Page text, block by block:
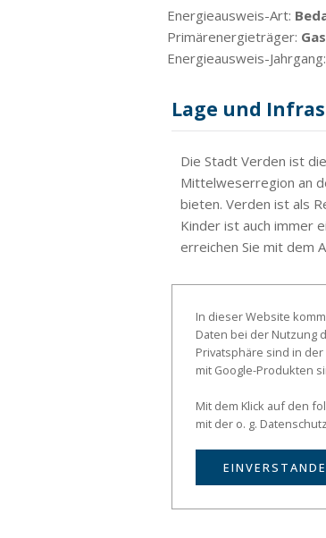
Energieausweis-Art:
Primärenergieträger: Gas
Energieausweis-Jahrgang:
Lage und
Die Stadt Verden ist
Mittelweserregion an
bieten. Verden ist als
Kinder ist auch immer
erreichen Sie mit dem
In dieser Website
Daten bei der Nutzung
Privatsphäre sind in der
mit Google-Produkten
Mit dem Klick auf den
mit der o. g.